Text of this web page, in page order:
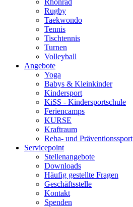
Rhönrad
Rugby
Taekwondo
Tennis
Tischtennis
Turnen
Volleyball
Angebote
Yoga
Babys & Kleinkinder
Kindersport
KiSS - Kindersportschule
Feriencamps
KURSE
Kraftraum
Reha- und Präventionssport
Servicepoint
Stellenangebote
Downloads
Häufig gestellte Fragen
Geschäftsstelle
Kontakt
Spenden